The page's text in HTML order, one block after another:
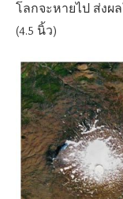
โลกจะหายไป ส่งผ
(4.5 นิ้ว)